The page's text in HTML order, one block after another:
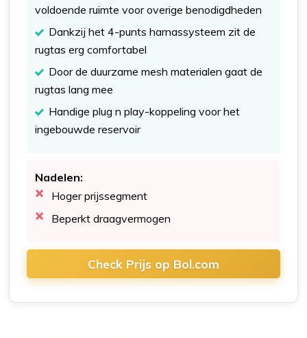
voldoende ruimte voor overige benodigdheden
Dankzij het 4-punts harnassysteem zit de
rugtas erg comfortabel
Door de duurzame mesh materialen gaat de
rugtas lang mee
Handige plug n play-koppeling voor het
ingebouwde reservoir
Nadelen:
Hoger prijssegment
Beperkt draagvermogen
Check Prijs op Bol.com